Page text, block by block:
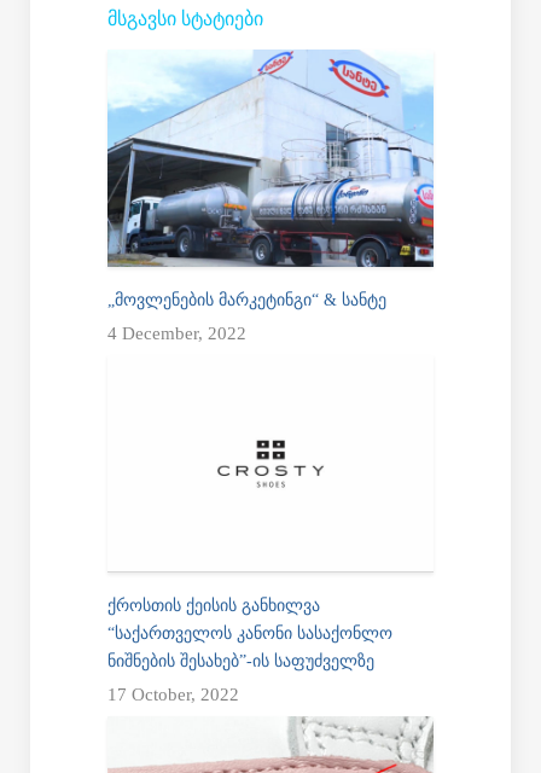
ᲛᲡᲒᲐᲕᲡᲘ ᲡᲢᲐᲢᲘᲔᲑᲘ
„ᲛᲝᲕᲚᲔᲜᲔᲑᲘᲡ ᲛᲐᲠᲙᲔᲢᲘᲜᲒᲘ“ & ᲡᲐᲜᲢᲔ
4 December, 2022
ᲥᲠᲝᲡᲗᲘᲡ ᲥᲔᲘᲡᲘᲡ ᲒᲐᲜᲮᲘᲚᲕᲐ
“ᲡᲐᲥᲐᲠᲗᲕᲔᲚᲝᲡ ᲙᲐᲜᲝᲜᲘ ᲡᲐᲡᲐᲥᲝᲜᲚᲝ
ᲜᲘᲨᲜᲔᲑᲘᲡ ᲨᲔᲡᲐᲮᲔᲑ”-ᲘᲡ ᲡᲐᲤᲣᲫᲕᲔᲚᲖᲔ
17 October, 2022